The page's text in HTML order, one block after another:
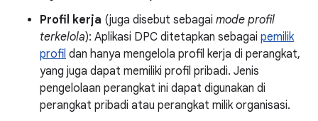
Profil kerja (juga disebut sebagai mode profil
terkelola): Aplikasi DPC ditetapkan sebagai pemilik
profil dan hanya mengelola profil kerja di perangkat,
yang juga dapat memiliki profil pribadi. Jenis
pengelolaan perangkat ini dapat digunakan di
perangkat pribadi atau perangkat milik organisasi.